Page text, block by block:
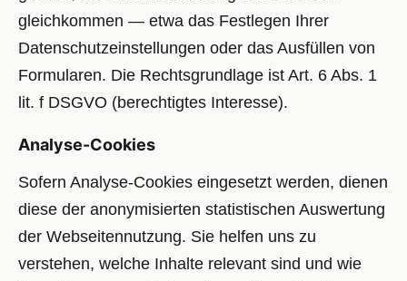
gleichkommen — etwa das Festlegen Ihrer
Datenschutzeinstellungen oder das Ausfüllen von
Formularen. Die Rechtsgrundlage ist Art. 6 Abs. 1
lit. f DSGVO (berechtigtes Interesse).
Analyse-Cookies
Sofern Analyse-Cookies eingesetzt werden, dienen
diese der anonymisierten statistischen Auswertung
der Webseitennutzung. Sie helfen uns zu
verstehen, welche Inhalte relevant sind und wie